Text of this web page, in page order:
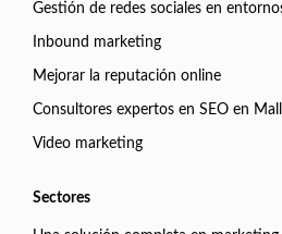
Gestión de redes sociales en
Inbound marketing
Mejorar la reputación online
Consultores expertos en SEO en
Video marketing
Sectores